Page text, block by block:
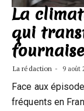
La
qui
La rédaction 9 août
Face aux
fréquents en